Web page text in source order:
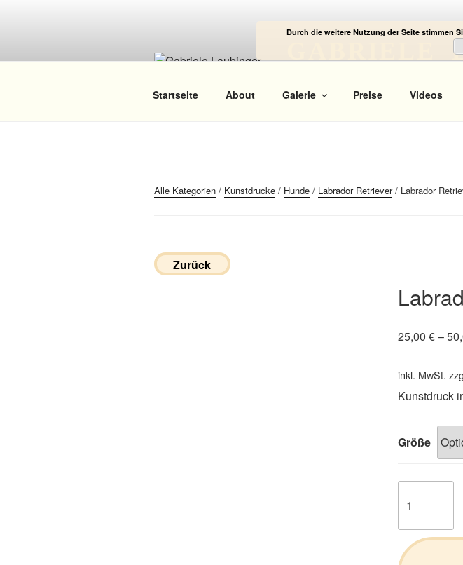
GABRIELE
Startseite About Galerie Preise Videos
Alle Kategorien / Kunstdrucke / Hunde / Labrador Retriever/ Labrador
Zurück
25,00 €–
inkl. MwSt.
Kunstdruck
Größe
Retriever
Menge
Durch die weitere Nutzung der Seite stimmen